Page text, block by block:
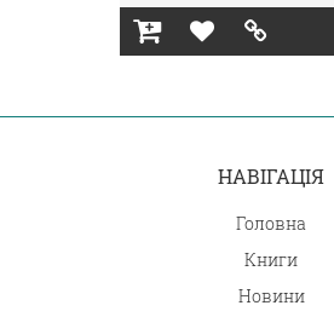
НАВІГАЦІЯ
Головна
Книги
Новини